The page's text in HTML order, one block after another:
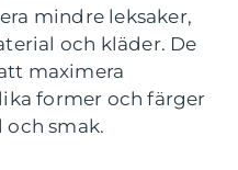
mindre leksaker,
och kläder. De
maximera
former och färger
och smak.